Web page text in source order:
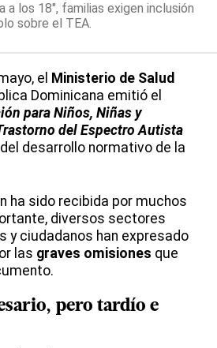
a los 18", familias exigen inclusión
sobre el TEA.
el Ministerio de Salud
Dominicana emitió el
para Niños, Niñas y
del Espectro Autista
desarrollo normativo de la
ha sido recibida por muchos
diversos sectores
y ciudadanos han expresado
las graves omisiones que
pero tardío e